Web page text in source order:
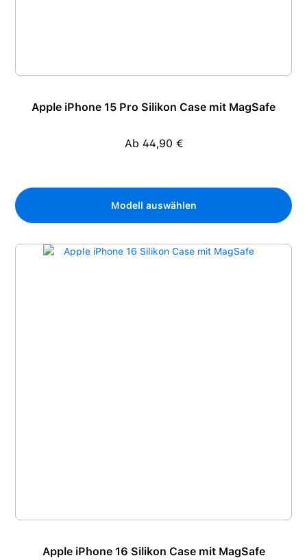
Apple iPhone 15 Pro Silikon Case mit MagSafe
Regulärer Preis:
Ab 44,90 €
Modell auswählen
Apple iPhone 16 Silikon Case mit MagSafe